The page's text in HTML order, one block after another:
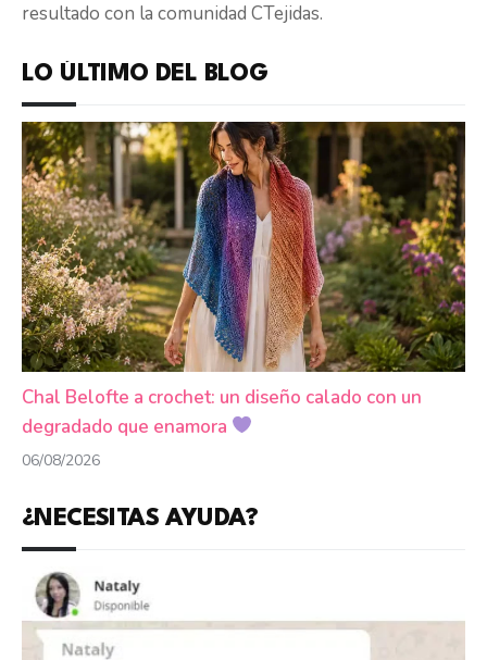
resultado con la comunidad CTejidas.
LO ÚLTIMO DEL BLOG
Chal Belofte a crochet: un diseño calado con un
degradado que enamora
06/08/2026
¿NECESITAS AYUDA?